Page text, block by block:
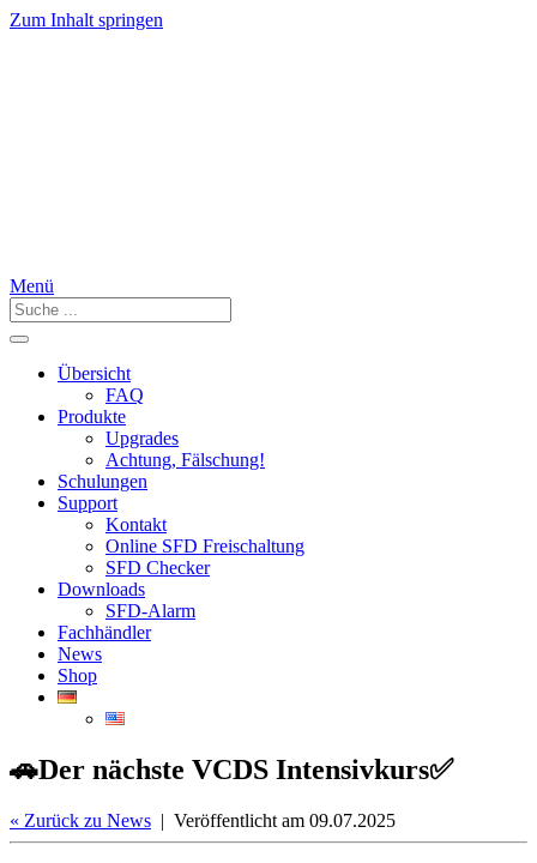
Zum Inhalt springen
Menü
Übersicht
FAQ
Produkte
Upgrades
Achtung, Fälschung!
Schulungen
Support
Kontakt
Online SFD Freischaltung
SFD Checker
Downloads
SFD-Alarm
Fachhändler
News
Shop
🚗Der nächste VCDS Intensivkurs✅
« Zurück zu News | Veröffentlicht am 09.07.2025